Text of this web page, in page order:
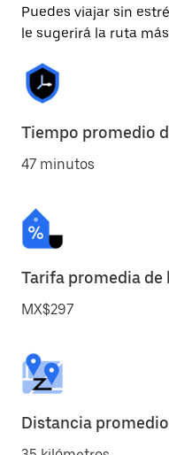
Puedes viajar sin
le sugerirá la ruta
Tiempo promedio
47 minutos
Tarifa promedia de
MX$297
Distancia